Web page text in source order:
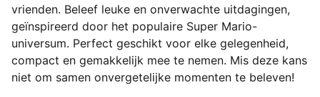
vrienden. Beleef leuke en onverwachte uitdagingen,
geïnspireerd door het populaire Super Mario-
universum. Perfect geschikt voor elke gelegenheid,
compact en gemakkelijk mee te nemen. Mis deze kans
niet om samen onvergetelijke momenten te beleven!